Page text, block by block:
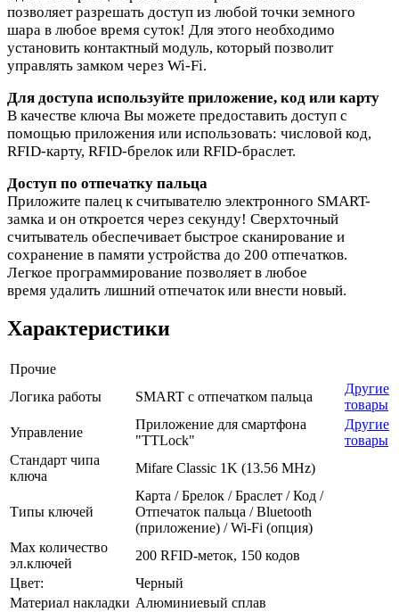
позволяет разрешать доступ из любой точки земного
шара в любое время суток! Для этого необходимо
установить контактный модуль, который позволит
управлять замком через Wi-Fi.
Для доступа используйте приложение, код или карту
В качестве ключа Вы можете предоставить доступ с
помощью приложения или использовать: числовой код,
RFID-карту, RFID-брелок или RFID-браслет.
Доступ по отпечатку пальца
Приложите палец к считывателю электронного SMART-
замка и он откроется через секунду! Сверхточный
считыватель обеспечивает быстрое сканирование и
сохранение в памяти устройства до 200 отпечатков.
Легкое программирование позволяет в любое
время удалить лишний отпечаток или внести новый.
Характеристики
Прочие
Логика работы
SMART с отпечатком пальца
Другие
товары
Управление
Приложение для смартфона
"TTLock"
Другие
товары
Стандарт чипа
ключа
Mifare Classic 1K (13.56 MHz)
Типы ключей
Карта / Брелок / Браслет / Код /
Отпечаток пальца / Bluetooth
(приложение) / Wi-Fi (опция)
Max количество
эл.ключей
200 RFID-меток, 150 кодов
Цвет:
Черный
Материал накладки Алюминиевый сплав